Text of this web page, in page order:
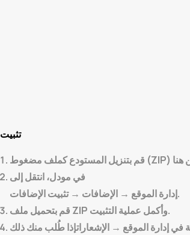
تثبيت
في مودل، انتقل إلى
إدارة الموقع → الإضافات → تثبيت الإضافات.
قم بتحميل ملف ZIP وأكمل عملية التثبيت.
فيإدارة الموقع → الإشعارات